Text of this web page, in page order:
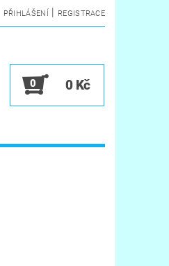
PŘIHLÁŠENÍ | REGISTRACE
0 0 Kč